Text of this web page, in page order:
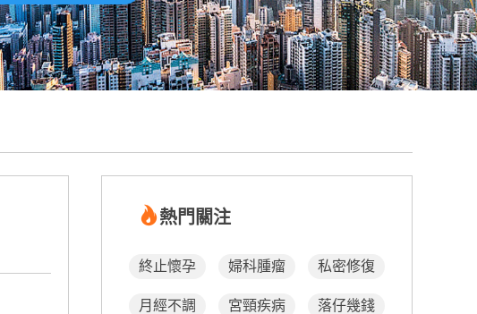
熱門關注
終止懷孕 婦科腫瘤 私密修復
月經不調 宮頸疾病 落仔幾錢